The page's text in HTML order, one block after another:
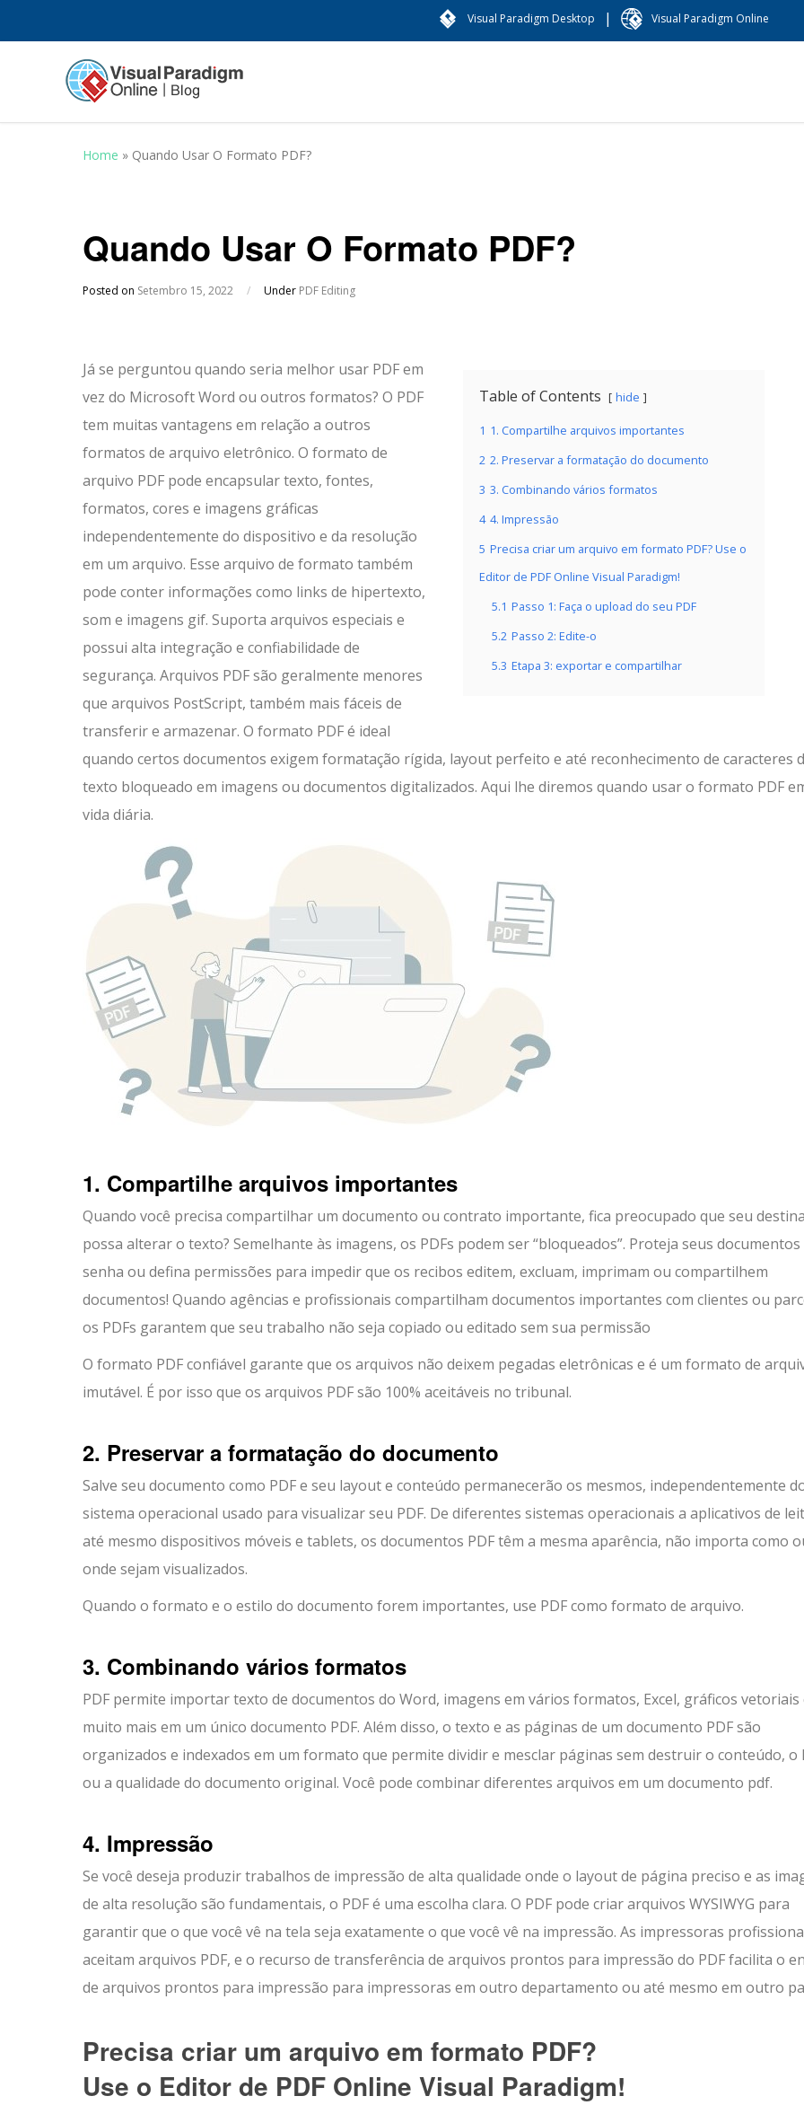
Visual Paradigm Desktop | Visual Paradigm Online
Home » Quando Usar O Formato PDF?
Quando Usar O Formato PDF?
Posted on Setembro 15, 2022 / Under PDF Editing
Table of Contents hide
1 1. Compartilhe arquivos importantes
2 2. Preservar a formatação do documento
3 3. Combinando vários formatos
4 4. Impressão
5 Precisa criar um arquivo em formato PDF? Use o
Editor de PDF Online Visual Paradigm!
5.1 Passo 1: Faça o upload do seu PDF
5.2 Passo 2: Edite-o
5.3 Etapa 3: exportar e compartilhar
Já se perguntou quando seria melhor usar PDF em
vez do Microsoft Word ou outros formatos? O PDF
tem muitas vantagens em relação a outros
formatos de arquivo eletrônico. O formato de
arquivo PDF pode encapsular texto, fontes,
formatos, cores e imagens gráficas
independentemente do dispositivo e da resolução
em um arquivo. Esse arquivo de formato também
pode conter informações como links de hipertexto,
som e imagens gif. Suporta arquivos especiais e
possui alta integração e confiabilidade de
segurança. Arquivos PDF são geralmente menores
que arquivos PostScript, também mais fáceis de
transferir e armazenar. O formato PDF é ideal
quando certos documentos exigem formatação rígida, layout perfeito e até reconhecimento de caracteres
texto bloqueado em imagens ou documentos digitalizados. Aqui lhe diremos quando usar o formato PDF
vida diária.
1. Compartilhe arquivos importantes
Quando você precisa compartilhar um documento ou contrato importante, fica preocupado que seu
possa alterar o texto? Semelhante às imagens, os PDFs podem ser “bloqueados”. Proteja seus documentos
senha ou defina permissões para impedir que os recibos editem, excluam, imprimam ou compartilhem
documentos! Quando agências e profissionais compartilham documentos importantes com clientes ou
os PDFs garantem que seu trabalho não seja copiado ou editado sem sua permissão
O formato PDF confiável garante que os arquivos não deixem pegadas eletrônicas e é um formato de
imutável. É por isso que os arquivos PDF são 100% aceitáveis ​​no tribunal.
2. Preservar a formatação do documento
Salve seu documento como PDF e seu layout e conteúdo permanecerão os mesmos, independentemente
sistema operacional usado para visualizar seu PDF. De diferentes sistemas operacionais a aplicativos de
até mesmo dispositivos móveis e tablets, os documentos PDF têm a mesma aparência, não importa como
onde sejam visualizados.
Quando o formato e o estilo do documento forem importantes, use PDF como formato de arquivo.
3. Combinando vários formatos
PDF permite importar texto de documentos do Word, imagens em vários formatos, Excel, gráficos vetoriais
muito mais em um único documento PDF. Além disso, o texto e as páginas de um documento PDF são
organizados e indexados em um formato que permite dividir e mesclar páginas sem destruir o conteúdo, o
ou a qualidade do documento original. Você pode combinar diferentes arquivos em um documento pdf.
4. Impressão
Se você deseja produzir trabalhos de impressão de alta qualidade onde o layout de página preciso e as
de alta resolução são fundamentais, o PDF é uma escolha clara. O PDF pode criar arquivos WYSIWYG para
garantir que o que você vê na tela seja exatamente o que você vê na impressão. As impressoras
aceitam arquivos PDF, e o recurso de transferência de arquivos prontos para impressão do PDF facilita o
de arquivos prontos para impressão para impressoras em outro departamento ou até mesmo em outro
Precisa criar um arquivo em formato PDF?
Use o Editor de PDF Online Visual Paradigm!